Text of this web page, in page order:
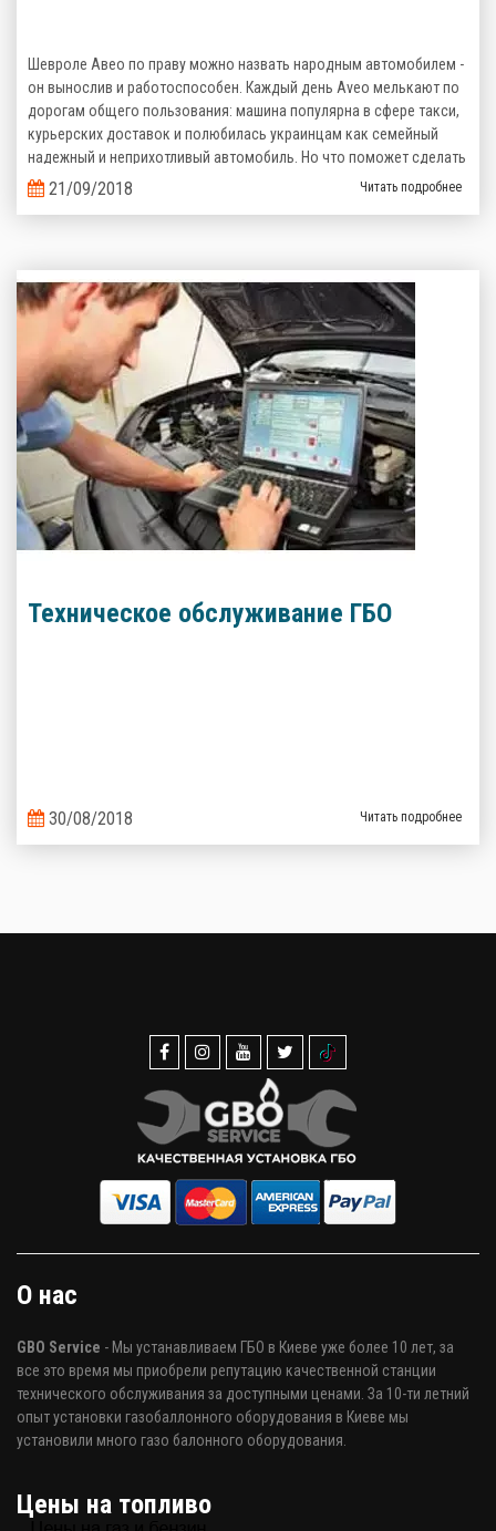
Шевроле Авео по праву можно назвать народным автомобилем -
он вынослив и работоспособен. Каждый день Aveo мелькают по
дорогам общего пользования: машина популярна в сфере такси,
курьерских доставок и полюбилась украинцам как семейный
надежный и неприхотливый автомобиль. Но что поможет сделать
его эксплуатацию еще более выгодной? Верно, комплект
газобаллонного оборудования, которое сэкономит кучу денег на
21/09/2018 Читать подробнее
Техническое обслуживание ГБО
30/08/2018 Читать подробнее
О нас
GBO Service - Мы устанавливаем ГБО в Киеве уже более 10 лет, за
все это время мы приобрели репутацию качественной станции
технического обслуживания за доступными ценами. За 10-ти летний
опыт установки газобаллонного оборудования в Киеве мы
установили много газо балонного оборудования.
Цены на топливо